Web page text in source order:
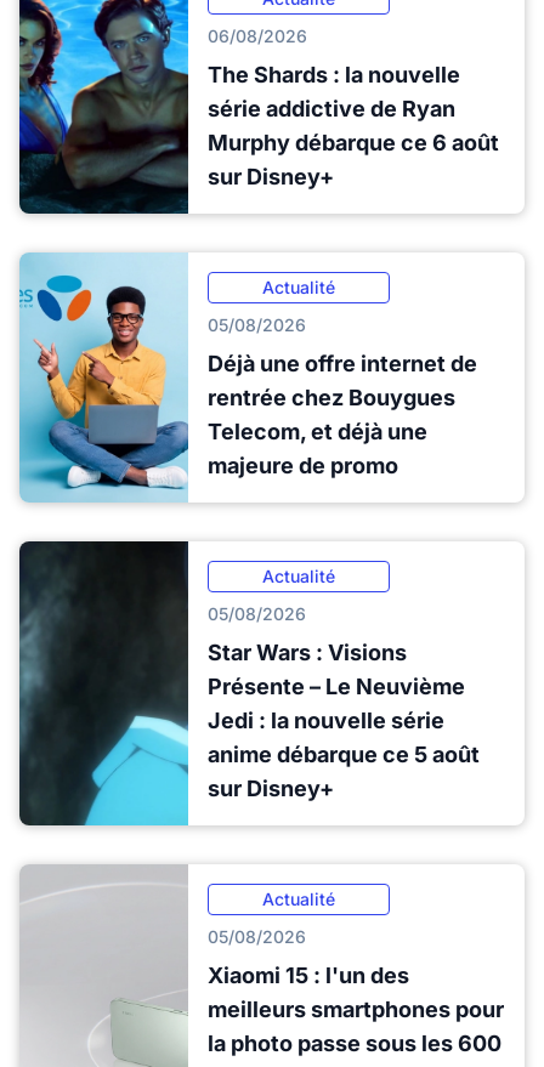
06/08/2026
The Shards : la nouvelle
série addictive de Ryan
Murphy débarque ce 6 août
sur Disney+
Actualité
05/08/2026
Déjà une offre internet de
rentrée chez Bouygues
Telecom, et déjà une
majeure de promo
Actualité
05/08/2026
Star Wars : Visions
Présente – Le Neuvième
Jedi : la nouvelle série
anime débarque ce 5 août
sur Disney+
Actualité
05/08/2026
Xiaomi 15 : l'un des
meilleurs smartphones pour
la photo passe sous les 600